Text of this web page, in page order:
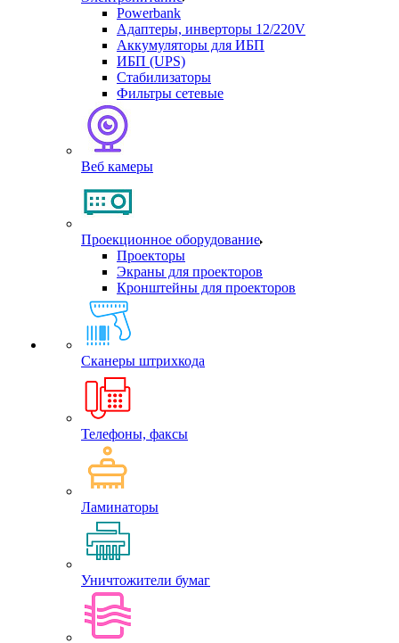
Powerbank
Адаптеры, инверторы 12/220V
Аккумуляторы для ИБП
ИБП (UPS)
Стабилизаторы
Фильтры сетевые
Веб камеры
Проекционное оборудование
Проекторы
Экраны для проекторов
Кронштейны для проекторов
Сканеры штрихкода
Телефоны, факсы
Ламинаторы
Уничтожители бумаг